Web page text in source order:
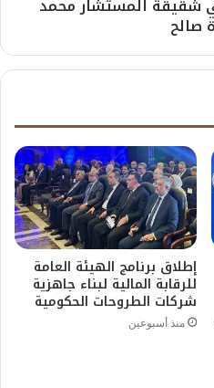
شقيقة المستشار محمد
صالح
إطلاق برنامج الهيئة العامة
للرقابة المالية لبناء جاهزية
شركات الطروحات الحكومية
منذ أسبوعين